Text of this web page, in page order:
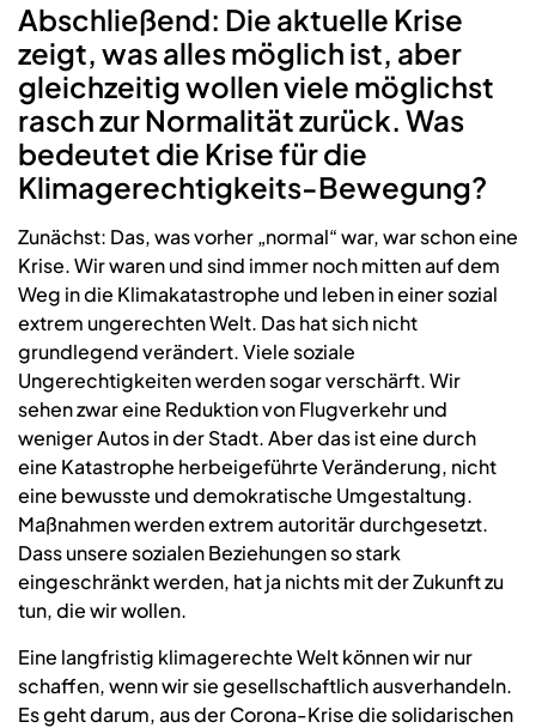
Abschließend: Die aktuelle Krise
zeigt, was alles möglich ist, aber
gleichzeitig wollen viele möglichst
rasch zur Normalität zurück. Was
bedeutet die Krise für die
Klimagerechtigkeits-Bewegung?
Zunächst: Das, was vorher „normal“ war, war schon eine
Krise. Wir waren und sind immer noch mitten auf dem
Weg in die Klimakatastrophe und leben in einer sozial
extrem ungerechten Welt. Das hat sich nicht
grundlegend verändert. Viele soziale
Ungerechtigkeiten werden sogar verschärft. Wir
sehen zwar eine Reduktion von Flugverkehr und
weniger Autos in der Stadt. Aber das ist eine durch
eine Katastrophe herbeigeführte Veränderung, nicht
eine bewusste und demokratische Umgestaltung.
Maßnahmen werden extrem autoritär durchgesetzt.
Dass unsere sozialen Beziehungen so stark
eingeschränkt werden, hat ja nichts mit der Zukunft zu
tun, die wir wollen.
Eine langfristig klimagerechte Welt können wir nur
schaffen, wenn wir sie gesellschaftlich ausverhandeln.
Es geht darum, aus der Corona-Krise die solidarischen